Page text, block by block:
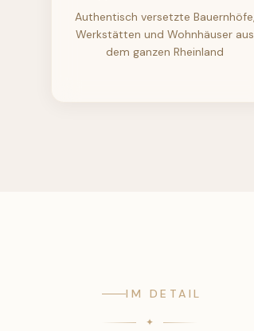
Authentisch versetzte Bauernhöfe,
Werkstätten und Wohnhäuser aus
dem ganzen Rheinland
IM DETAIL